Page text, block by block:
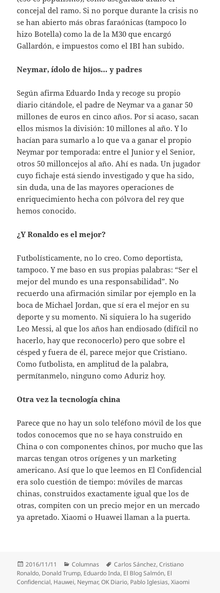
concejal del ramo. Si no porque durante la crisis no
se han abierto más obras faraónicas (tampoco lo
hizo Botella) como la de la M30 que encargó
Gallardón, e impuestos como el IBI han subido.
Neymar, ídolo de hijos… y padres
Según afirma Eduardo Inda y recoge su propio
diario citándole, el padre de Neymar va a ganar 50
millones de euros en cinco años. Por si acaso, sacan
ellos mismos la división: 10 millones al año. Y lo
hacían para sumarlo a lo que va a ganar el propio
Neymar por temporada: entre el Junior y el Senior,
otros 50 milloncejos al año. Ahí es nada. Un jugador
cuyo fichaje está siendo investigado y que ha sido,
sin duda, una de las mayores operaciones de
enriquecimiento hecha con pólvora del rey que
hemos conocido.
¿Y Ronaldo es el mejor?
Futbolísticamente, no lo creo. Como deportista,
tampoco. Y me baso en sus propias palabras: “Ser el
mejor del mundo es una responsabilidad”. No
recuerdo una afirmación similar por ejemplo en la
boca de Michael Jordan, que sí era el mejor en su
deporte y su momento. Ni siquiera lo ha sugerido
Leo Messi, al que los años han endiosado (difícil no
hacerlo, hay que reconocerlo) pero que sobre el
césped y fuera de él, parece mejor que Cristiano.
Como futbolista, en amplitud de la palabra,
permítanmelo, ninguno como Aduriz hoy.
Otra vez la tecnología china
Parece que no hay un solo teléfono móvil de los que
todos conocemos que no se haya construido en
China o con componentes chinos, por mucho que las
marcas tengan otros orígenes y un marketing
americano. Así que lo que leemos en El Confidencial
era solo cuestión de tiempo: móviles de marcas
chinas, construidos exactamente igual que los de
otras, compiten con un precio mejor en un mercado
ya apretado. Xiaomi o Huawei llaman a la puerta.
Publicado
el
2016/11/11 Categorías
Columnas Etiquetas
Carlos Sánchez,Cristiano
Ronaldo, Donald Trump, Eduardo Inda, El Blog Salmón, El
Confidencial, Hauwei, Neymar,OK Diario, Pablo Iglesias,Xiaomi